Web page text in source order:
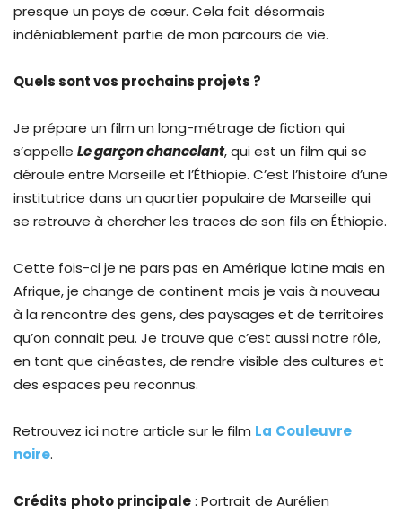
presque un pays de cœur. Cela fait désormais
indéniablement partie de mon parcours de vie.
Quels sont vos prochains projets ?
Je prépare un film un long-métrage de fiction qui
s’appelle Le garçon chancelant, qui est un film qui se
déroule entre Marseille et l’Éthiopie. C’est l’histoire d’une
institutrice dans un quartier populaire de Marseille qui
se retrouve à chercher les traces de son fils en Éthiopie.
Cette fois-ci je ne pars pas en Amérique latine mais en
Afrique, je change de continent mais je vais à nouveau
à la rencontre des gens, des paysages et de territoires
qu’on connait peu. Je trouve que c’est aussi notre rôle,
en tant que cinéastes, de rendre visible des cultures et
des espaces peu reconnus.
Retrouvez ici notre article sur le film La Couleuvre
noire.
Crédits photo principale: Portrait de Aurélien